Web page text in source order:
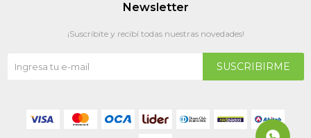
Newsletter
¡Suscribite y recibí todas nuestras novedades!
SUSCRIBIRME